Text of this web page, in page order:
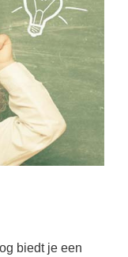
biedt je een